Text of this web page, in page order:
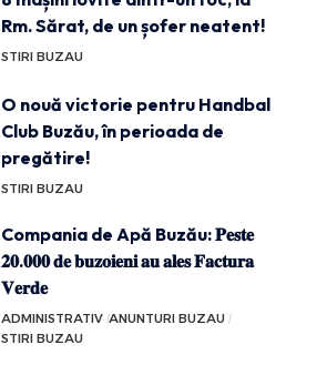
Rm. Sărat, de un șofer neatent!
STIRI BUZAU
O nouă victorie pentru Handbal
Club Buzău, în perioada de
pregătire!
STIRI BUZAU
Compania de Apă Buzău: 𝐏𝐞𝐬𝐭𝐞
𝟐𝟎.𝟎𝟎𝟎 𝐝𝐞 𝐛𝐮𝐳𝐨𝐢𝐞𝐧𝐢 𝐚𝐮 𝐚𝐥𝐞𝐬 𝐅𝐚𝐜𝐭𝐮𝐫𝐚
𝐕𝐞𝐫𝐝𝐞
ADMINISTRATIV ANUNTURI BUZAU
STIRI BUZAU